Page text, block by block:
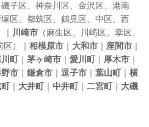
磯子区 神奈川区 金沢区
港南
塚区 都筑区 鶴見区 中区
西
｜ 川崎市 （麻生区 川崎区 幸区
区）｜ 相模原市 ｜ 大和市 ｜ 座間市 ｜
町｜ 茅ヶ崎市 ｜ 愛川町｜ 厚木市 ｜
市 ｜ 鎌倉市 ｜ 逗子市 ｜ 葉山町｜ 横
町｜ 大井町｜ 中井町｜ 二宮町｜ 大磯